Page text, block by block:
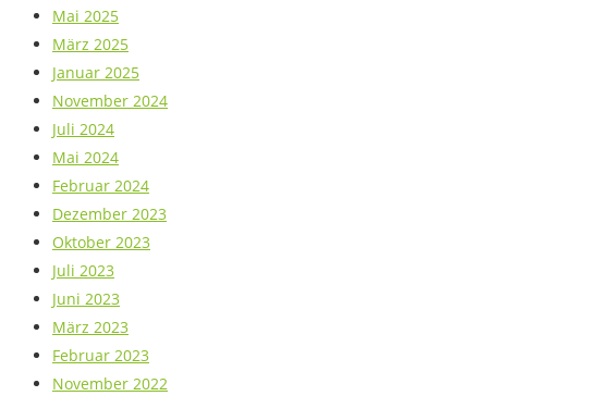
Mai 2025
März 2025
Januar 2025
November 2024
Juli 2024
Mai 2024
Februar 2024
Dezember 2023
Oktober 2023
Juli 2023
Juni 2023
März 2023
Februar 2023
November 2022